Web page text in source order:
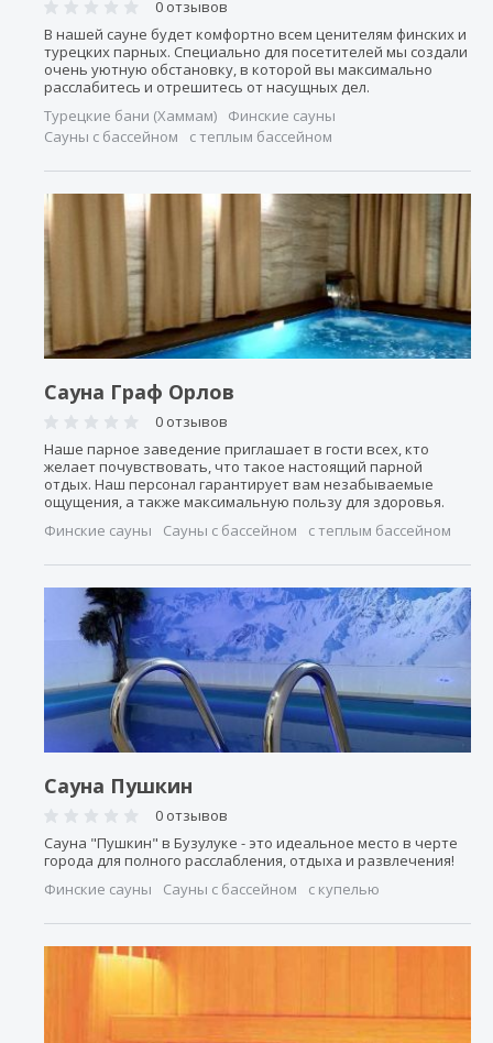
0 отзывов
В нашей сауне будет комфортно всем ценителям финских и
турецких парных. Специально для посетителей мы создали
очень уютную обстановку, в которой вы максимально
расслабитесь и отрешитесь от насущных дел.
Турецкие бани (Хаммам)
Финские сауны
Сауны с бассейном
с теплым бассейном
Сауна Граф Орлов
0 отзывов
Наше парное заведение приглашает в гости всех, кто
желает почувствовать, что такое настоящий парной
отдых. Наш персонал гарантирует вам незабываемые
ощущения, а также максимальную пользу для здоровья.
Финские сауны
Сауны с бассейном с теплым бассейном
Сауна Пушкин
0 отзывов
Сауна "Пушкин" в Бузулуке - это идеальное место в черте
города для полного расслабления, отдыха и развлечения!
Финские сауны
Сауны с бассейном с купелью